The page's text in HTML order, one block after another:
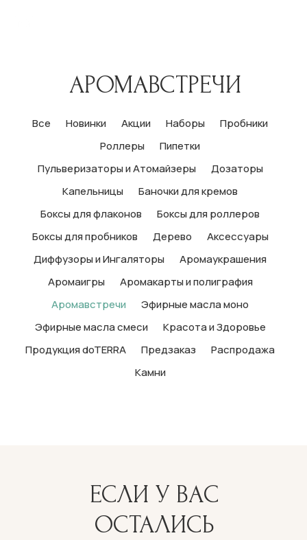
АРОМАВСТРЕЧИ
Все Новинки Акции Наборы
Пробники
Роллеры
Пипетки
Пульверизаторы и Атомайзеры
Дозаторы
Капельницы
Баночки для кремов
Боксы для флаконов
Боксы для роллеров
Боксы для пробников
Дерево
Аксессуары
Диффузоры и Ингаляторы
Аромаукрашения
Аромаигры
Аромакарты и полиграфия
Аромавстречи
Эфирные масла моно
Эфирные масла смеси
Красота и Здоровье
Продукция doTERRA
Предзаказ
Распродажа
Камни
ЕСЛИ У ВАС
ОСТАЛИСЬ